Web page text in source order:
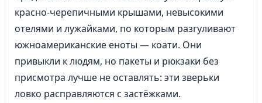
красно-черепичными крышами, невысокими
отелями и лужайками, по которым разгуливают
южноамериканские еноты — коати. Они
привыкли к людям, но пакеты и рюкзаки без
присмотра лучше не оставлять: эти зверьки
ловко расправляются с застёжками.